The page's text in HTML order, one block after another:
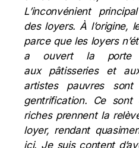
L’inconvénient
des loyers. À l’origine,
parce que les loyers
a ouvert la porte
aux pâtisseries et
artistes pauvres
gentrification. Ce sont
riches prennent la
loyer, rendant
ici. Je suis content